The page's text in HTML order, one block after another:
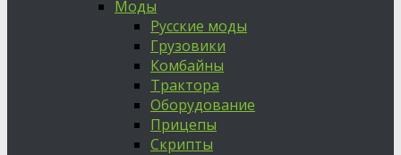
Моды
Русские моды
Грузовики
Комбайны
Трактора
Оборудование
Прицепы
Скрипты